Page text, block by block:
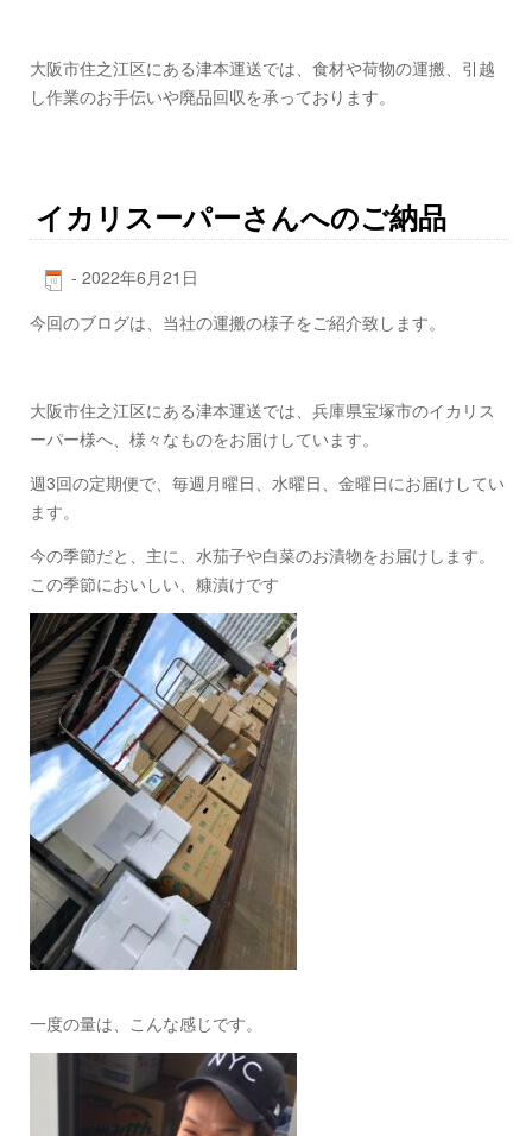
大阪市住之江区にある津本運送では、食材や荷物の運搬、引越
し作業のお手伝いや廃品回収を承っております。
イカリスーパーさんへのご納品
- 2022年6月21日
今回のブログは、当社の運搬の様子をご紹介致します。
大阪市住之江区にある津本運送では、兵庫県宝塚市のイカリス
ーパー様へ、様々なものをお届けしています。
週3回の定期便で、毎週月曜日、水曜日、金曜日にお届けしてい
ます。
今の季節だと、主に、水茄子や白菜のお漬物をお届けします。
この季節においしい、糠漬けです
一度の量は、こんな感じです。